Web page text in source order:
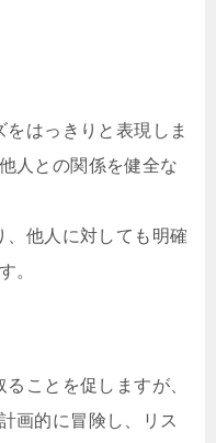
はっきりと表現しま
人との関係を健全な
、他人に対しても明確
。
ことを促しますが、
画的に冒険し、リス